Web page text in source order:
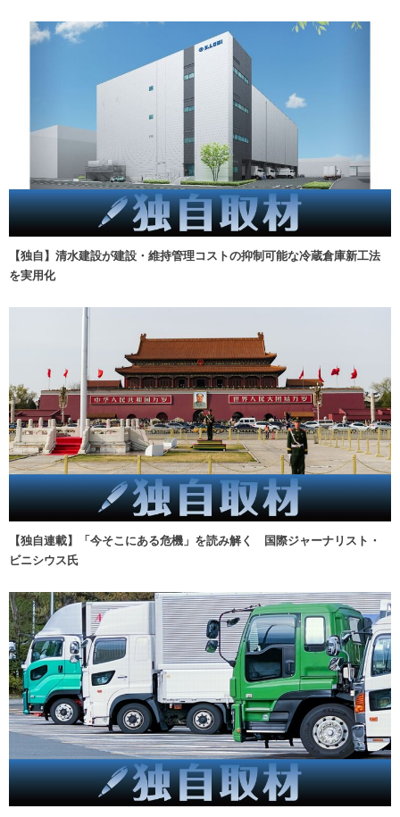
【独自】清水建設が建設・維持管理コストの抑制可能な冷蔵倉庫新工法
を実用化
【独自連載】「今そこにある危機」を読み解く 国際ジャーナリスト・
ビニシウス氏